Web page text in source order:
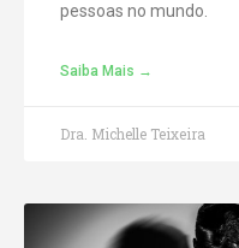
pessoas no mundo.
Saiba Mais →
Dra. Michelle Teixeira